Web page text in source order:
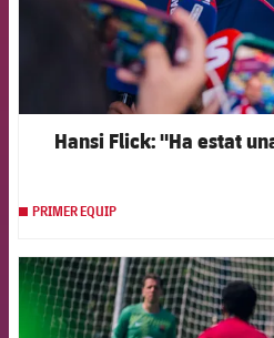
Hansi Flick: "Ha estat
PRIMER EQUIP